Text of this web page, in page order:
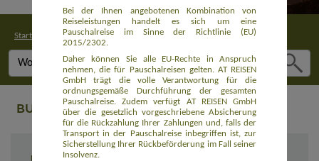
Startseite Buchung
BUCHUNG
Bei der Ihnen angebotenen Kombination von
Reiseleistungen handelt es sich um eine
Pauschalreise im Sinne der Richtlinie (EU)
2015/2302.
Daher können Sie alle EU-Rechte in Anspruch
nehmen, die für Pauschalreisen gelten. AT REISEN
GmbH trägt die volle Verantwortung für die
ordnungsgemäße Durchführung der gesamten
Pauschalreise. Zudem verfügt AT REISEN GmbH
über die gesetzlich vorgeschriebene Absicherung
für die Rückzahlung Ihrer Zahlungen und, falls der
Transport in der Pauschalreise inbegriffen ist, zur
Sicherstellung Ihrer Rückbeförderung im Fall seiner
Insolvenz.